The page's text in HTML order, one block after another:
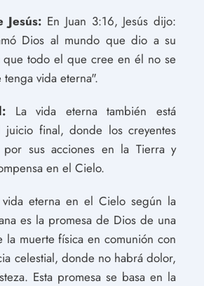
Jesús: En Juan 3:16, Jesús dijo:
Dios al mundo que dio a su
que todo el que cree en él no se
vida eterna".
La vida eterna también está
juicio final, donde los creyentes
por sus acciones en la Tierra y
en el Cielo.
eterna en el Cielo según la
es la promesa de Dios de una
la muerte física en comunión con
celestial, donde no habrá dolor,
Esta promesa se basa en la